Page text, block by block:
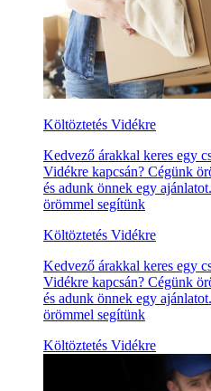
Költöztetés Vidékre
Kedvező árakkal keres egy
Vidékre kapcsán? Cégünk
és adunk önnek egy
örömmel segítünk
Költöztetés Vidékre
Kedvező árakkal keres egy
Vidékre kapcsán? Cégünk
és adunk önnek egy
örömmel segítünk
Költöztetés Vidékre